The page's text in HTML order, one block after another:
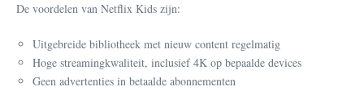
De voordelen van Netflix Kids zijn:
Uitgebreide bibliotheek met nieuw content regelmatig
Hoge streamingkwaliteit, inclusief 4K op bepaalde devices
Geen advertenties in betaalde abonnementen